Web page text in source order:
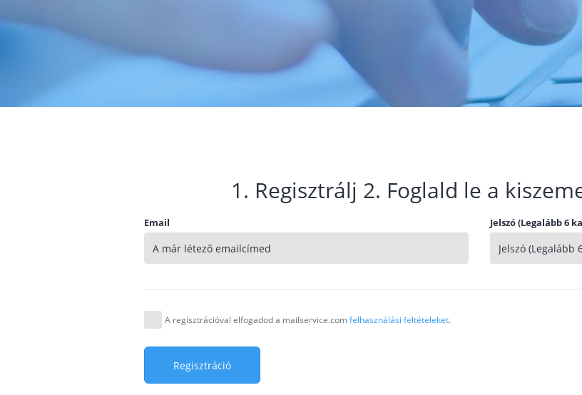
1. Regisztrálj 2. Foglald le a
Email Jelszó (Legalább 6
A regisztrációval elfogadod a mailservice.comfelhasználási feltételeket.
Regisztráció